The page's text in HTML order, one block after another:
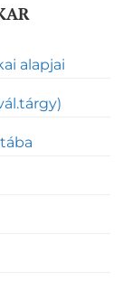
alapjai